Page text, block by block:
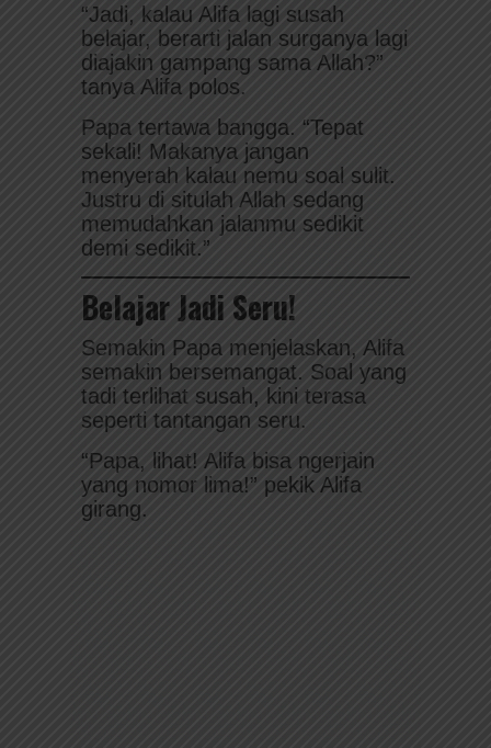
“Jadi, kalau Alifa lagi susah
belajar, berarti jalan surganya lagi
diajakin gampang sama Allah?”
tanya Alifa polos.
Papa tertawa bangga. “Tepat
sekali! Makanya jangan
menyerah kalau nemu soal sulit.
Justru di situlah Allah sedang
memudahkan jalanmu sedikit
demi sedikit.”
Belajar Jadi Seru!
Semakin Papa menjelaskan, Alifa
semakin bersemangat. Soal yang
tadi terlihat susah, kini terasa
seperti tantangan seru.
“Papa, lihat! Alifa bisa ngerjain
yang nomor lima!” pekik Alifa
girang.